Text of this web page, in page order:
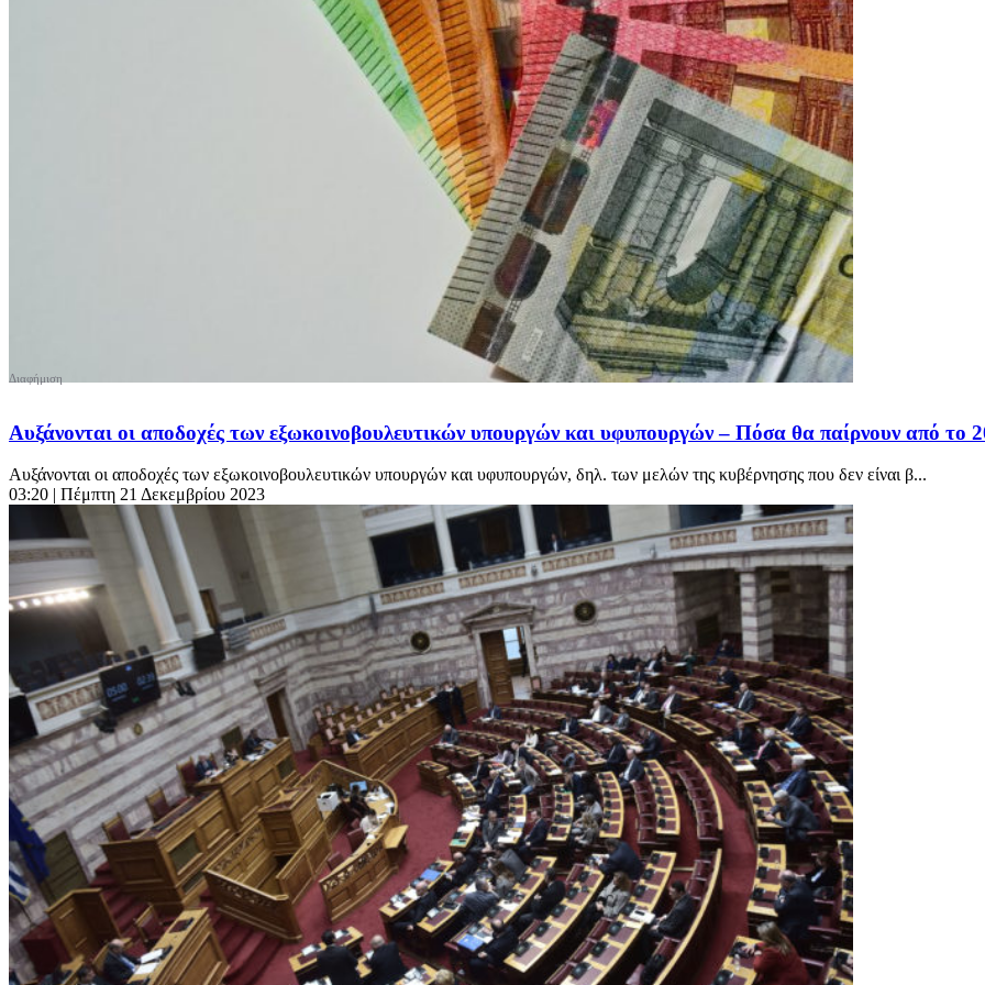
Αυξάνονται οι αποδοχές των εξωκοινοβουλευτικών υπουργών και υφυπουργών – Πόσα θα παίρνουν από το
Αυξάνονται οι αποδοχές των εξωκοινοβουλευτικών υπουργών και υφυπουργών, δηλ. των μελών της κυβέρνησης που δεν είναι β...
03:20 | Πέμπτη 21 Δεκεμβρίου 2023